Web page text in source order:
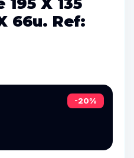
66u. Ref:
-20%